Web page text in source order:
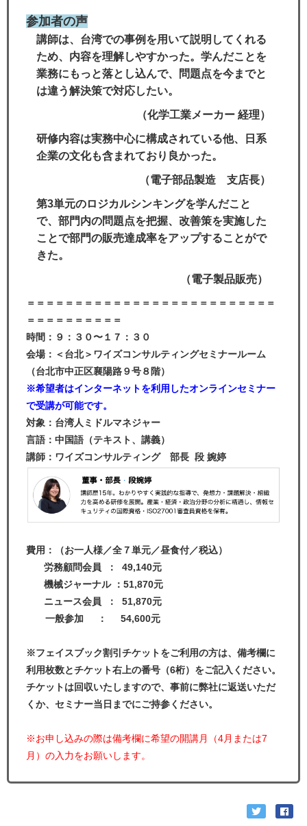
参加者の声
講師は、台湾での事例を用いて説明してくれる
ため、内容を理解しやすかった。学んだことを
業務にもっと落とし込んで、問題点を今までと
は違う解決策で対応したい。
（化学工業メーカー 経理）
研修内容は実務中心に構成されている他、日系
企業の文化も含まれており良かった。
（電子部品製造 支店長）
第3単元のロジカルシンキングを学んだこと
で、部門内の問題点を把握、改善策を実施した
ことで部門の販売達成率をアップすることがで
きた。
（電子製品販売）
＝＝＝＝＝＝＝＝＝＝＝＝＝＝＝＝＝＝＝＝＝＝＝＝＝＝
＝＝＝＝＝＝＝＝＝＝
時間：９：３０〜１７：３０
会場：＜台北＞ワイズコンサルティングセミナールーム
（台北市中正区襄陽路９号８階）
※希望者はインターネットを利用したオンラインセミナー
で受講が可能です。
対象：台湾人ミドルマネジャー
言語：中国語（テキスト、講義）
講師：ワイズコンサルティング 部長 段 婉婷
費用：（お一人様／全７単元／昼食付／税込）
労務顧問会員 ： 49,140元
機械ジャーナル ：51,870元
ニュース会員 ： 51,870元
一般参加 ： 54,600元
※フェイスブック割引チケットをご利用の方は、備考欄に
利用枚数とチケット右上の番号（6桁）をご記入ください。
チケットは回収いたしますので、事前に弊社に返送いただ
くか、セミナー当日までにご持参ください。
※お申し込みの際は備考欄に希望の開講月（4月または7
月）の入力をお願いします。